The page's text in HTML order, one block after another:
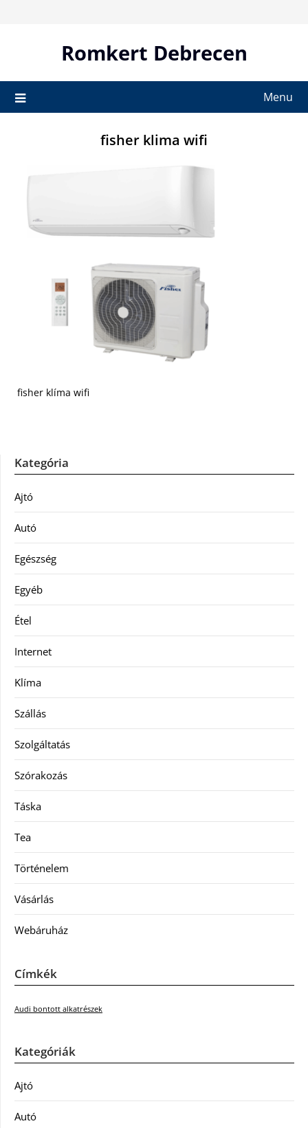
Romkert Debrecen
Menu
fisher klima wifi
fisher klíma wifi
Kategória
Ajtó
Autó
Egészség
Egyéb
Étel
Internet
Klíma
Szállás
Szolgáltatás
Szórakozás
Táska
Tea
Történelem
Vásárlás
Webáruház
Címkék
Audi bontott alkatrészek
Kategóriák
Ajtó
Autó